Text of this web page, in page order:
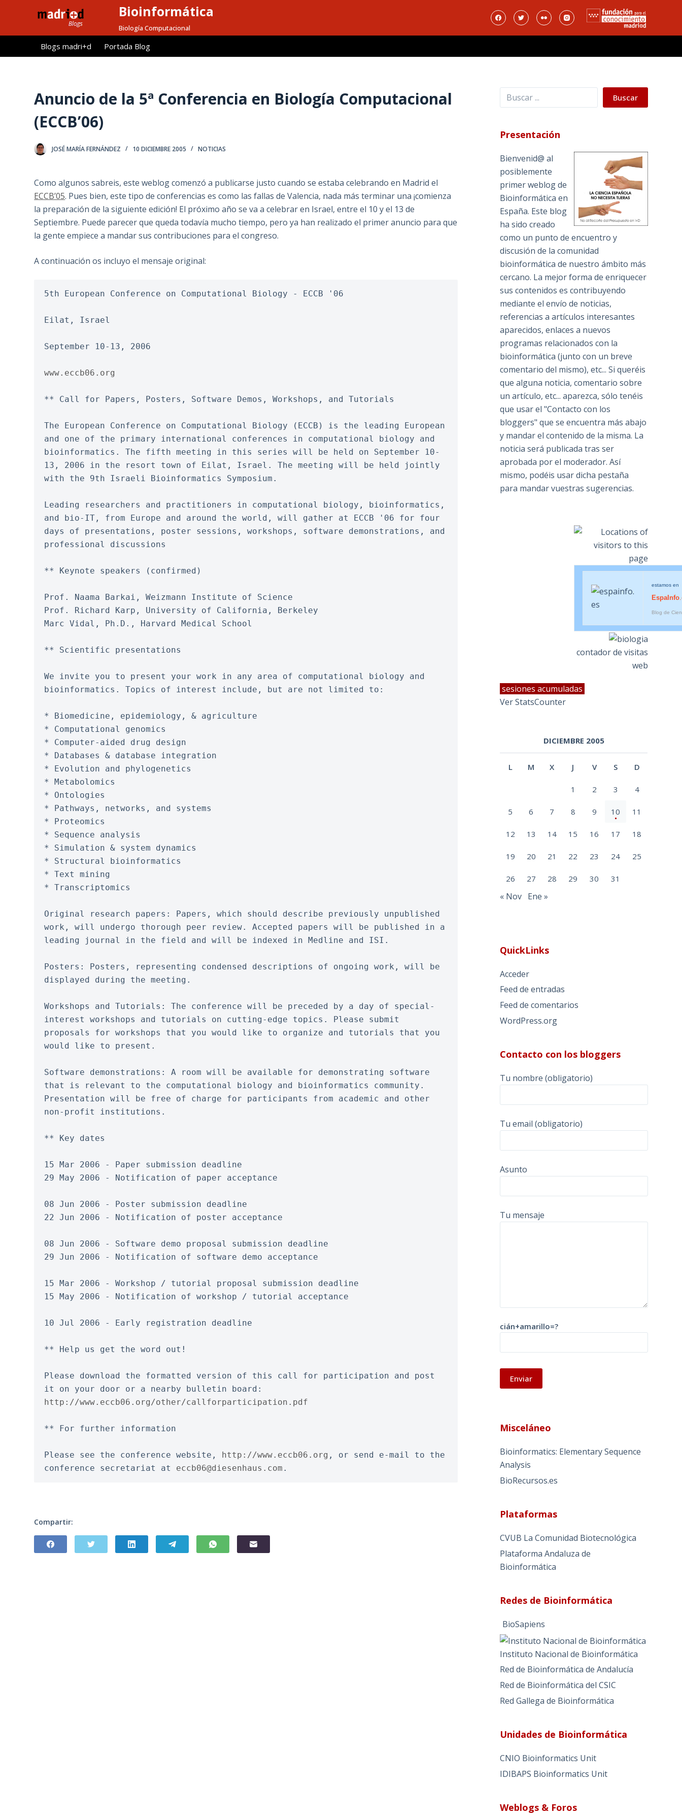
l
Bioinformática
Biología Computacional
Blogs madri+d Portada Blog
Anuncio de la 5ª Conferencia en Biología Computacional
(ECCB’06)
JOSÉ MARÍA FERNÁNDEZ 10 DICIEMBRE 2005 NOTICIAS
Como algunos sabreis, este weblog comenzó a publicarse justo cuando se estaba celebrando en Madrid el
ECCB’05. Pues bien, este tipo de conferencias es como las fallas de Valencia, nada más terminar una ¡comienza
la preparación de la siguiente edición! El próximo año se va a celebrar en Israel, entre el 10 y el 13 de
Septiembre. Puede parecer que queda todavía mucho tiempo, pero ya han realizado el primer anuncio para que
la gente empiece a mandar sus contribuciones para el congreso.
A continuación os incluyo el mensaje original:
5th European Conference on Computational Biology - ECCB '06
Eilat, Israel
September 10-13, 2006
www.eccb06.org
** Call for Papers, Posters, Software Demos, Workshops, and Tutorials
The European Conference on Computational Biology (ECCB) is the leading European
and one of the primary international conferences in computational biology and
bioinformatics. The fifth meeting in this series will be held on September 10-
13, 2006 in the resort town of Eilat, Israel. The meeting will be held jointly
with the 9th Israeli Bioinformatics Symposium.
Leading researchers and practitioners in computational biology, bioinformatics,
and bio-IT, from Europe and around the world, will gather at ECCB '06 for four
days of presentations, poster sessions, workshops, software demonstrations, and
professional discussions
** Keynote speakers (confirmed)
Prof. Naama Barkai, Weizmann Institute of Science
Prof. Richard Karp, University of California, Berkeley
Marc Vidal, Ph.D., Harvard Medical School
** Scientific presentations
We invite you to present your work in any area of computational biology and
bioinformatics. Topics of interest include, but are not limited to:
* Biomedicine, epidemiology, & agriculture
* Computational genomics
* Computer-aided drug design
* Databases & database integration
* Evolution and phylogenetics
* Metabolomics
* Ontologies
* Pathways, networks, and systems
* Proteomics
* Sequence analysis
* Simulation & system dynamics
* Structural bioinformatics
* Text mining
* Transcriptomics
Original research papers: Papers, which should describe previously unpublished
work, will undergo thorough peer review. Accepted papers will be published in a
leading journal in the field and will be indexed in Medline and ISI.
Posters: Posters, representing condensed descriptions of ongoing work, will be
displayed during the meeting.
Workshops and Tutorials: The conference will be preceded by a day of special-
interest workshops and tutorials on cutting-edge topics. Please submit
proposals for workshops that you would like to organize and tutorials that you
would like to present.
Software demonstrations: A room will be available for demonstrating software
that is relevant to the computational biology and bioinformatics community.
Presentation will be free of charge for participants from academic and other
non-profit institutions.
** Key dates
15 Mar 2006 - Paper submission deadline
29 May 2006 - Notification of paper acceptance
08 Jun 2006 - Poster submission deadline
22 Jun 2006 - Notification of poster acceptance
08 Jun 2006 - Software demo proposal submission deadline
29 Jun 2006 - Notification of software demo acceptance
15 Mar 2006 - Workshop / tutorial proposal submission deadline
15 May 2006 - Notification of workshop / tutorial acceptance
10 Jul 2006 - Early registration deadline
** Help us get the word out!
Please download the formatted version of this call for participation and post
it on your door or a nearby bulletin board:
http://www.eccb06.org/other/callforparticipation.pdf
** For further information
Please see the conference website, http://www.eccb06.org , or send e-mail to the
conference secretariat at eccb06@diesenhaus.com .
Compartir:
Buscar Buscar
Presentación
Bienvenid@ al
posiblemente
primer weblog de
Bioinformática en
España. Este blog
ha sido creado
como un punto de encuentro y
discusión de la comunidad
bioinformática de nuestro ámbito más
cercano. La mejor forma de enriquecer
sus contenidos es contribuyendo
mediante el envío de noticias,
referencias a artículos interesantes
aparecidos, enlaces a nuevos
programas relacionados con la
bioinformática (junto con un breve
comentario del mismo), etc... Si queréis
que alguna noticia, comentario sobre
un artículo, etc... aparezca, sólo tenéis
que usar el "Contacto con los
bloggers" que se encuentra más abajo
y mandar el contenido de la misma. La
noticia será publicada tras ser
aprobada por el moderador. Así
mismo, podéis usar dicha pestaña
para mandar vuestras sugerencias.
estamos en
EspaInfo
Blog de
contador de visitas
web
sesiones acumuladas
Ver StatsCounter
DICIEMBRE 2005
L M X J V S D
1 2 3 4
5 6 7 8 9 10 11
12 13 14 15 16 17 18
19 20 21 22 23 24 25
26 27 28 29 30 31
« Nov Ene »
QuickLinks
Acceder
Feed de entradas
Feed de comentarios
WordPress.org
Contacto con los bloggers
Tu nombre (obligatorio)
Tu email (obligatorio)
Asunto
Tu mensaje
cián+amarillo=?
t
r
n
a
v
:
Misceláneo
Bioinformatics: Elementary Sequence
Analysis
BioRecursos.es
Plataformas
CVUB La Comunidad Biotecnológica
Plataforma Andaluza de
Bioinformática
Redes de Bioinformática
BioSapiens
Instituto Nacional de Bioinformática
Red de Bioinformática de Andalucía
Red de Bioinformática del CSIC
Red Gallega de Bioinformática
Unidades de Bioinformática
CNIO Bioinformatics Unit
IDIBAPS Bioinformatics Unit
Weblogs & Foros